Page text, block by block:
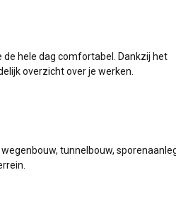
de hele dag comfortabel. Dankzij het
overzicht over je werken.
tunnelbouw,